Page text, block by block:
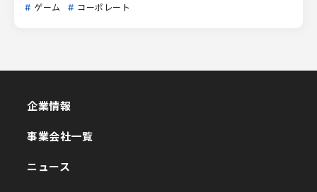
ゲーム コーポレート
企業情報
事業会社一覧
ニュース